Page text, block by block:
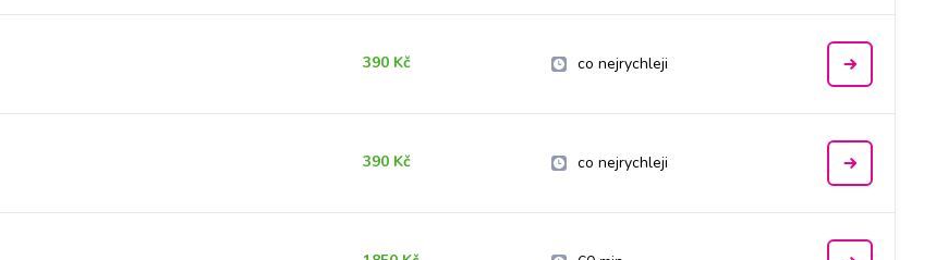
390 Kč co nejrychleji
390 Kč co nejrychleji